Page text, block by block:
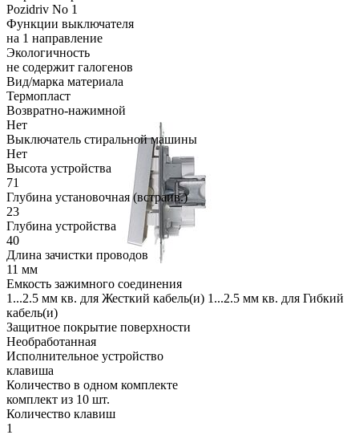
Pozidriv No 1
Функции выключателя
на 1 направление
Экологичность
не содержит галогенов
Вид/марка материала
Термопласт
Возвратно-нажимной
Нет
Выключатель стиральной машины
Нет
Высота устройства
71
Глубина установочная (встраив.)
23
Глубина устройства
40
Длина зачистки проводов
11 мм
Емкость зажимного соединения
1...2.5 мм кв. для Жесткий кабель(и) 1...2.5 мм кв. для Гибкий
кабель(и)
Защитное покрытие поверхности
Необработанная
Исполнительное устройство
клавиша
Количество в одном комплекте
комплект из 10 шт.
Количество клавиш
1